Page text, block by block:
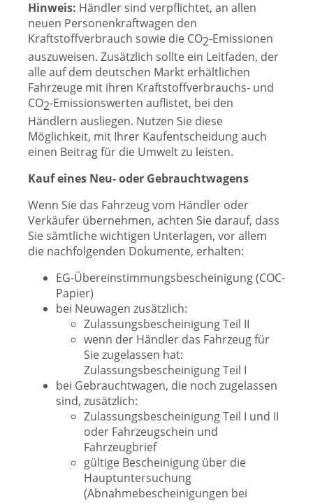
Hinweis: Händler sind verpflichtet, an allen
neuen Personenkraftwagen den
Kraftstoffverbrauch sowie die CO2-Emissionen
auszuweisen. Zusätzlich sollte ein Leitfaden, der
alle auf dem deutschen Markt erhältlichen
Fahrzeuge mit ihren Kraftstoffverbrauchs- und
CO2-Emissionswerten auflistet, bei den
Händlern ausliegen. Nutzen Sie diese
Möglichkeit, mit Ihrer Kaufentscheidung auch
einen Beitrag für die Umwelt zu leisten.
Kauf eines Neu- oder Gebrauchtwagens
Wenn Sie das Fahrzeug vom Händler oder
Verkäufer übernehmen, achten Sie darauf, dass
Sie sämtliche wichtigen Unterlagen, vor allem
die nachfolgenden Dokumente, erhalten:
EG-Übereinstimmungsbescheinigung (COC-
Papier)
bei Neuwagen zusätzlich:
Zulassungsbescheinigung Teil II
wenn der Händler das Fahrzeug für
Sie zugelassen hat:
Zulassungsbescheinigung Teil I
bei Gebrauchtwagen, die noch zugelassen
sind, zusätzlich:
Zulassungsbescheinigung Teil I und II
oder Fahrzeugschein und
Fahrzeugbrief
gültige Bescheinigung über die
Hauptuntersuchung
(Abnahmebescheinigungen bei